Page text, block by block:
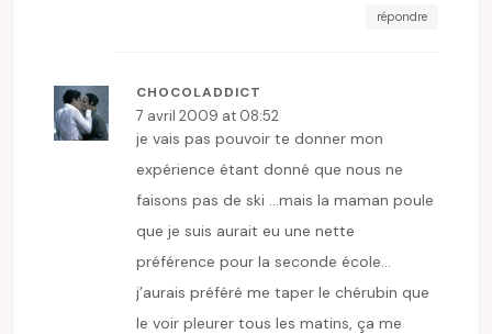
répondre
CHOCOLADDICT
7 avril 2009 at 08:52
je vais pas pouvoir te donner mon
expérience étant donné que nous ne
faisons pas de ski …mais la maman poule
que je suis aurait eu une nette
préférence pour la seconde école…
j’aurais préféré me taper le chérubin que
le voir pleurer tous les matins, ça me